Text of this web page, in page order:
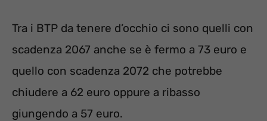
Tra i BTP da tenere d’occhio ci sono quelli con
scadenza 2067 anche se è fermo a 73 euro e
quello con scadenza 2072 che potrebbe
chiudere a 62 euro oppure a ribasso
giungendo a 57 euro.